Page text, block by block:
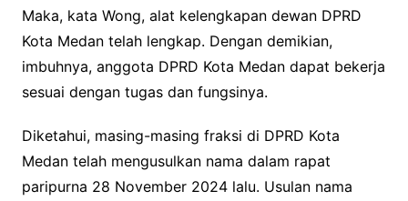
Maka, kata Wong, alat kelengkapan dewan DPRD
Kota Medan telah lengkap. Dengan demikian,
imbuhnya, anggota DPRD Kota Medan dapat bekerja
sesuai dengan tugas dan fungsinya.
Diketahui, masing-masing fraksi di DPRD Kota
Medan telah mengusulkan nama dalam rapat
paripurna 28 November 2024 lalu. Usulan nama